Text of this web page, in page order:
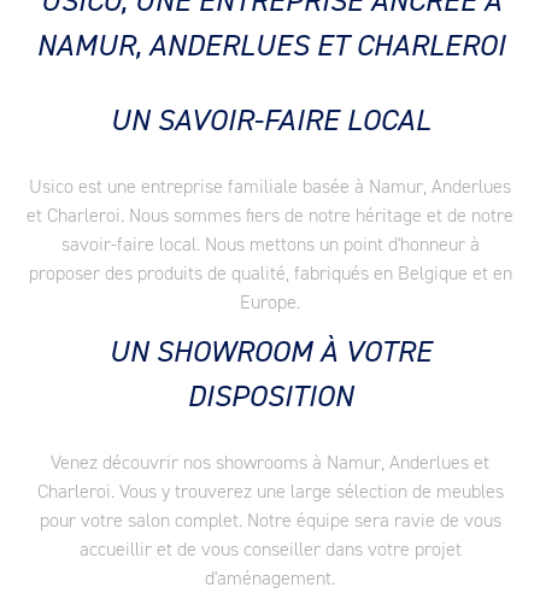
NAMUR, ANDERLUES ET CHARLEROI
UN SAVOIR-FAIRE LOCAL
Usico est une entreprise familiale basée à Namur, Anderlues
et Charleroi. Nous sommes fiers de notre héritage et de notre
savoir-faire local. Nous mettons un point d'honneur à
proposer des produits de qualité, fabriqués en Belgique et en
Europe.
UN SHOWROOM À VOTRE
DISPOSITION
Venez découvrir nos showrooms à Namur, Anderlues et
Charleroi. Vous y trouverez une large sélection de meubles
pour votre salon complet. Notre équipe sera ravie de vous
accueillir et de vous conseiller dans votre projet
d'aménagement.